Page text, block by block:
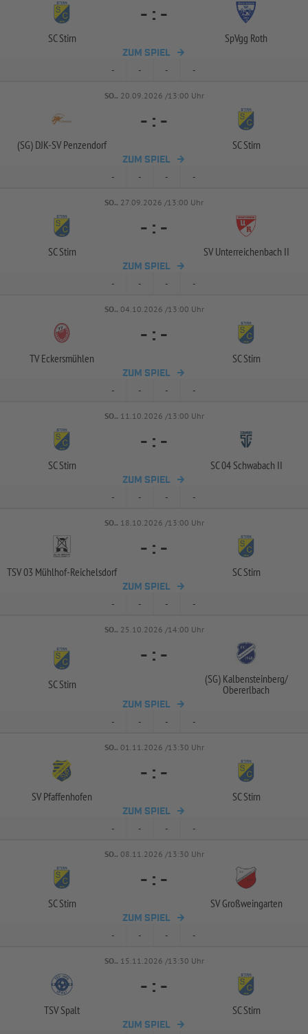
SC Stirn
- : -
SpVgg Roth
ZUM SPIEL
- - - -
SO.. 20.09.2026 /13:00 Uhr
(SG) DJK-SV Penzendorf
- : -
SC Stirn
ZUM SPIEL
- - - -
SO.. 27.09.2026 /13:00 Uhr
SC Stirn
- : -
SV Unterreichenbach II
ZUM SPIEL
- - - -
SO.. 04.10.2026 /13:00 Uhr
TV Eckersmühlen
- : -
SC Stirn
ZUM SPIEL
- - - -
SO.. 11.10.2026 /13:00 Uhr
SC Stirn
- : -
SC 04 Schwabach II
ZUM SPIEL
- - - -
SO.. 18.10.2026 /13:00 Uhr
TSV 03 Mühlhof-Reichelsdorf
- : -
SC Stirn
ZUM SPIEL
- - - -
SO.. 25.10.2026 /14:00 Uhr
SC Stirn
- : -
(SG) Kalbensteinberg/
Obererlbach
ZUM SPIEL
- - - -
SO.. 01.11.2026 /13:30 Uhr
SV Pfaffenhofen
- : -
SC Stirn
ZUM SPIEL
- - - -
SO.. 08.11.2026 /13:30 Uhr
SC Stirn
- : -
SV Großweingarten
ZUM SPIEL
- - - -
SO.. 15.11.2026 /13:30 Uhr
TSV Spalt
- : -
SC Stirn
ZUM SPIEL